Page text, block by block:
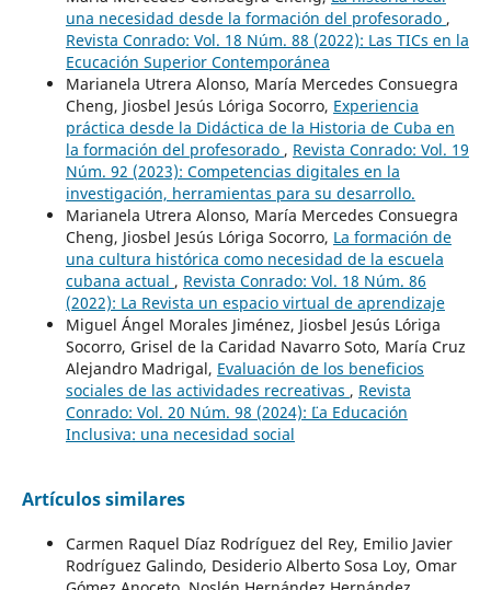
una necesidad desde la formación del profesorado ,
Revista Conrado: Vol. 18 Núm. 88 (2022): Las TICs en la
Ecucación Superior Contemporánea
Marianela Utrera Alonso, María Mercedes Consuegra
Cheng, Jiosbel Jesús Lóriga Socorro, Experiencia
práctica desde la Didáctica de la Historia de Cuba en
la formación del profesorado , Revista Conrado: Vol. 19
Núm. 92 (2023): Competencias digitales en la
investigación, herramientas para su desarrollo.
Marianela Utrera Alonso, María Mercedes Consuegra
Cheng, Jiosbel Jesús Lóriga Socorro, La formación de
una cultura histórica como necesidad de la escuela
cubana actual , Revista Conrado: Vol. 18 Núm. 86
(2022): La Revista un espacio virtual de aprendizaje
Miguel Ángel Morales Jiménez, Jiosbel Jesús Lóriga
Socorro, Grisel de la Caridad Navarro Soto, María Cruz
Alejandro Madrigal, Evaluación de los beneficios
sociales de las actividades recreativas , Revista
Conrado: Vol. 20 Núm. 98 (2024): ¨¨La Educación
Inclusiva: una necesidad social
Artículos similares
Carmen Raquel Díaz Rodríguez del Rey, Emilio Javier
Rodríguez Galindo, Desiderio Alberto Sosa Loy, Omar